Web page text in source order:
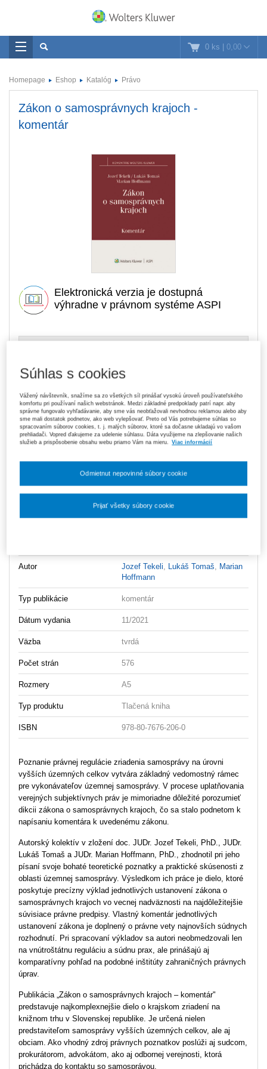
0 ks | 0,00
Homepage Eshop Katalóg Právo
Zákon o samosprávnych krajoch -
komentár
Elektronická verzia je dostupná
výhradne v právnom systéme ASPI
dôvodov nemôžeme vystavovať daňové doklady. Budú vám
zaslané dodatočne e‑mailom.
ks Vložiť do košíka
Ukážka
Autor Jozef Tekeli Lukáš Tomaš
Marian
Hoffmann
Typ publikácie komentár
Dátum vydania 11/2021
Väzba tvrdá
Počet strán 576
Rozmery A5
Typ produktu Tlačená kniha
ISBN 978-80-7676-206-0
Poznanie právnej regulácie zriadenia samosprávy na úrovni
vyšších územných celkov vytvára základný vedomostný rámec
pre vykonávateľov územnej samosprávy. V procese uplatňovania
verejných subjektívnych práv je mimoriadne dôležité porozumieť
dikcii zákona o samosprávnych krajoch, čo sa stalo podnetom k
napísaniu komentára k uvedenému zákonu.
Autorský kolektív v zložení doc. JUDr. Jozef Tekeli, PhD., JUDr.
Lukáš Tomaš a JUDr. Marian Hoffmann, PhD., zhodnotil pri jeho
písaní svoje bohaté teoretické poznatky a praktické skúsenosti z
oblasti územnej samosprávy. Výsledkom ich práce je dielo, ktoré
poskytuje precízny výklad jednotlivých ustanovení zákona o
samosprávnych krajoch vo vecnej nadväznosti na najdôležitejšie
súvisiace právne predpisy. Vlastný komentár jednotlivých
ustanovení zákona je doplnený o právne vety najnovších súdnych
rozhodnutí. Pri spracovaní výkladov sa autori neobmedzovali len
na vnútroštátnu reguláciu a súdnu prax, ale prinášajú aj
komparatívny pohľad na podobné inštitúty zahraničných právnych
úprav.
Publikácia „Zákon o samosprávnych krajoch – komentár"
predstavuje najkomplexnejšie dielo o krajskom zriadení na
knižnom trhu v Slovenskej republike. Je určená nielen
predstaviteľom samosprávy vyšších územných celkov, ale aj
obciam. Ako vhodný zdroj právnych poznatkov poslúži aj sudcom,
prokurátorom, advokátom, ako aj odbornej verejnosti, ktorá
prichádza do kontaktu so samosprávou.
Súhlas s cookies
Vážený návštevník, snažíme sa zo všetkých síl prinášať vysokú úroveň používateľského
komfortu pri používaní našich webstránok. Medzi základné predpoklady patrí napr. aby
správne fungovalo vyhľadávanie, aby sme vás neobťažovali nevhodnou reklamou alebo aby
sme mali dostatok podnetov, ako web vylepšovať. Preto od Vás potrebujeme súhlas so
spracovaním súborov cookies, t. j. malých súborov, ktoré sa dočasne ukladajú vo vašom
prehliadači. Vopred ďakujeme za udelenie súhlasu. Dáta využijeme na zlepšovanie našich
služieb a prispôsobenie obsahu webu priamo Vám na mieru.
Viac informácií
Odmietnut nepovinné súbory cookie
Prijať všetky súbory cookie